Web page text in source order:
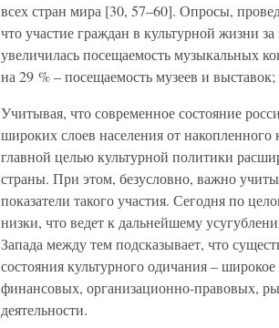
всех стран мира [30, 57–60]. Опросы,
что участие граждан в культурной жизни
увеличилась посещаемость музыкальных
на 29 % – посещаемость музеев и
Учитывая, что современное состояние
широких слоев населения от накопленного
главной целью культурной политики
страны. При этом, безусловно, важно
показатели такого участия. Сегодня по
низки, что ведет к дальнейшему
Запада между тем подсказывает, что
состояния культурного одичания –
финансовых, организационно-правовых,
деятельности.